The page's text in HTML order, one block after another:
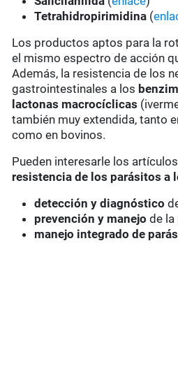
Tetrahidropirimidina (
Los productos aptos para la
el mismo espectro de acción
Además, la resistencia de los
gastrointestinales a los
lactonas macrocíclicas
también muy extendida, tanto
como en bovinos.
Pueden interesarle los
resistencia de los parásitos a
detección y diagnóstico
prevención y manejo de la
manejo integrado de